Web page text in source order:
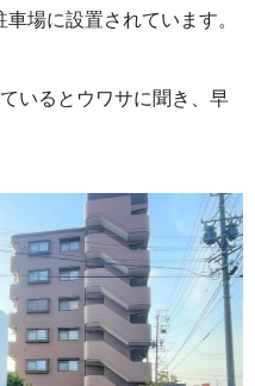
車場に設置されています。
いるとウワサに聞き、早